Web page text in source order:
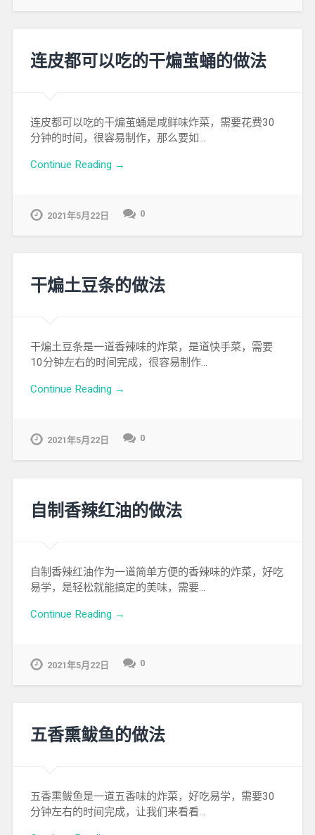
连皮都可以吃的干煸茧蛹的做法
连皮都可以吃的干煸茧蛹是咸鲜味炸菜，需要花费30
分钟的时间，很容易制作，那么要如…
Continue Reading →
2021年5月22日 0
干煸土豆条的做法
干煸土豆条是一道香辣味的炸菜，是道快手菜，需要
10分钟左右的时间完成，很容易制作…
Continue Reading →
2021年5月22日 0
自制香辣红油的做法
自制香辣红油作为一道简单方便的香辣味的炸菜，好吃
易学，是轻松就能搞定的美味，需要…
Continue Reading →
2021年5月22日 0
五香熏鲅鱼的做法
五香熏鲅鱼是一道五香味的炸菜，好吃易学，需要30
分钟左右的时间完成，让我们来看看…